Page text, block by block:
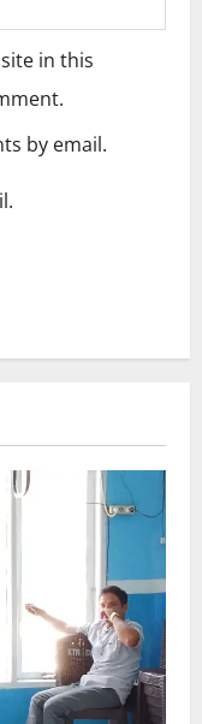
in this
by email.